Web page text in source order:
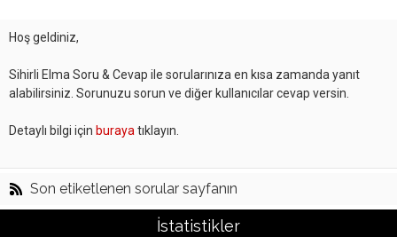
Hoş geldiniz,
Sihirli Elma Soru & Cevap ile sorularınıza en kısa zamanda yanıt
alabilirsiniz. Sorunuzu sorun ve diğer kullanıcılar cevap versin.
Detaylı bilgi için buraya tıklayın.
Son etiketlenen sorular sayfanın
İstatistikler